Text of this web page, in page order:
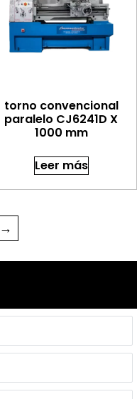
torno convencional
paralelo CJ6241D X
1000 mm
Leer más
→